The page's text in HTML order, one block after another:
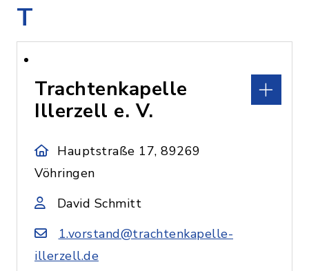
T
Trachtenkapelle
Illerzell e. V.
Hauptstraße 17, 89269
Vöhringen
David Schmitt
1.vorstand@trachtenkapelle-
illerzell.de